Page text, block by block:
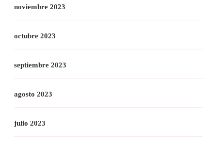
noviembre 2023
octubre 2023
septiembre 2023
agosto 2023
julio 2023